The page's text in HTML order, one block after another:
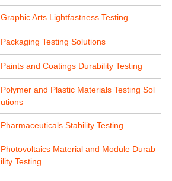
Graphic Arts Lightfastness Testing
Packaging Testing Solutions
Paints and Coatings Durability Testing
Polymer and Plastic Materials Testing Sol
utions
Pharmaceuticals Stability Testing
Photovoltaics Material and Module Durab
ility Testing